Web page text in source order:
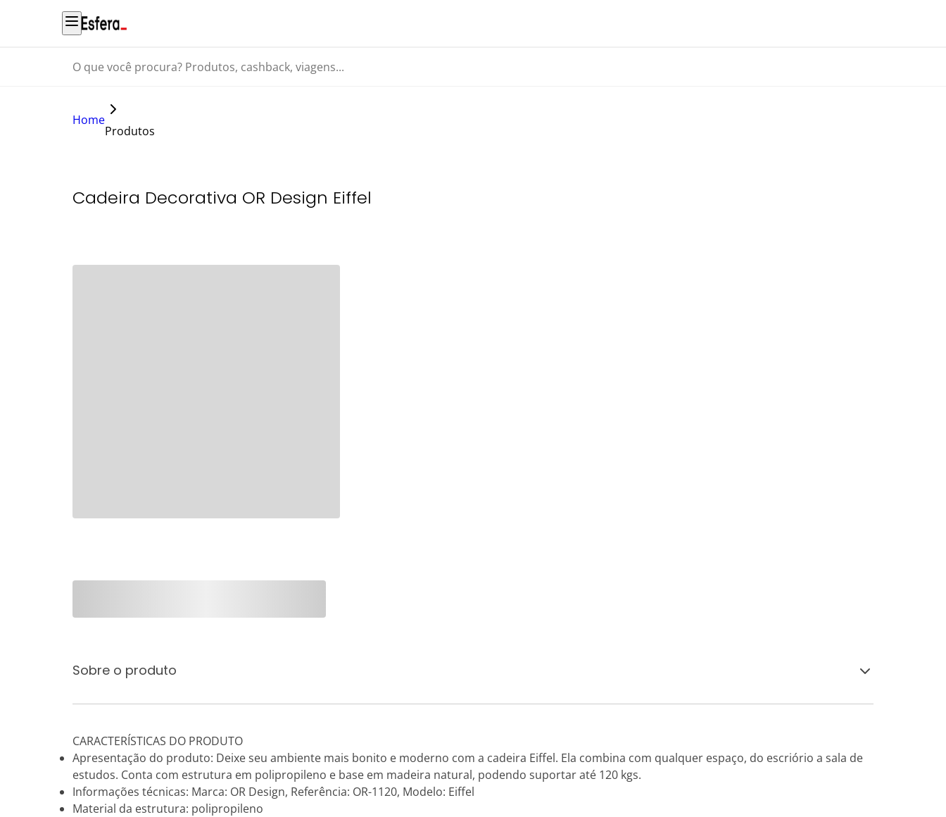
O que você procura? Produtos, cashback, viagens...
Home
Produtos
Cadeira Decorativa OR Design Eiffel
Sobre o produto
CARACTERÍSTICAS DO PRODUTO
Apresentação do produto: Deixe seu ambiente mais bonito e moderno com a cadeira Eiffel. Ela combina com qualquer espaço, do escriório a sala de
estudos. Conta com estrutura em polipropileno e base em madeira natural, podendo suportar até 120 kgs.
Informações técnicas: Marca: OR Design, Referência: OR-1120, Modelo: Eiffel
Material da estrutura: polipropileno